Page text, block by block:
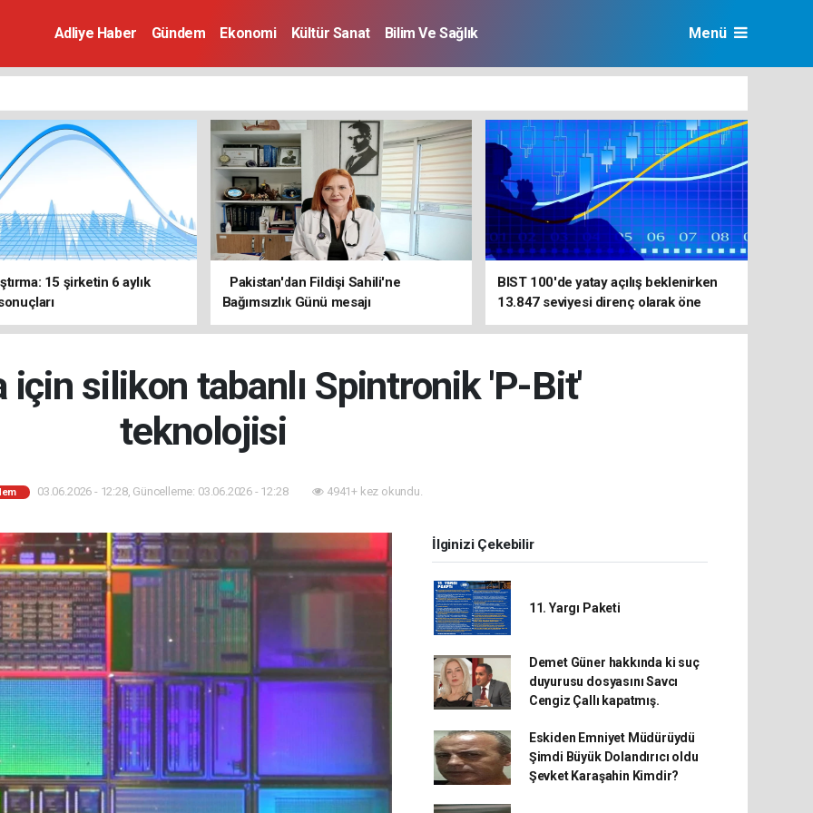
Adliye Haber Gündem Ekonomi Kültür Sanat Bilim Ve Sağlık Menü
15 şirketin 6 aylık
Pakistan'dan Fildişi Sahili'ne
Bağımsızlık Günü mesajı
BIST 100'de yatay açılış beklenirken
13.847 seviyesi direnç olarak öne
çıkıyor
için silikon tabanlı Spintronik 'P-Bit'
teknolojisi
03.06.2026 - 12:28, Güncelleme: 03.06.2026 - 12:28 4941+ kez okundu.
İlginizi Çekebilir
11. Yargı Paketi
Demet Güner hakkında ki suç
duyurusu dosyasını Savcı
Cengiz Çallı kapatmış.
Eskiden Emniyet Müdürüydü
Şimdi Büyük Dolandırıcı oldu
Şevket Karaşahin Kimdir?